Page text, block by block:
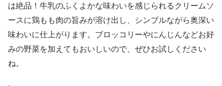
は絶品！牛乳のふくよかな味わいを感じられるクリームソ
ースに鶏もも肉の旨みが溶け出し、シンプルながら奥深い
味わいに仕上がります。ブロッコリーやにんじんなどお好
みの野菜を加えてもおいしいので、ぜひお試しください
ね。